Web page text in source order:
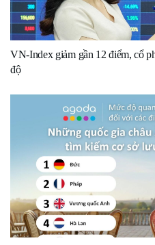
VN-Index giảm gần 12 điểm, cổ
độ